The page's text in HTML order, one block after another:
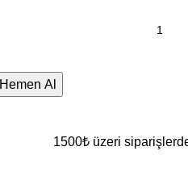
Hemen Al
1500₺ üzeri